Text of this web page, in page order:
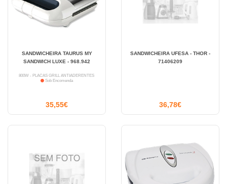
SANDWICHEIRA TAURUS MY
SANDWICH LUXE - 968.942
800W - PLACAS GRILL ANTIADERENTES
Sob Encomenda
35,55€
SANDWICHEIRA UFESA - THOR -
71406209
36,78€